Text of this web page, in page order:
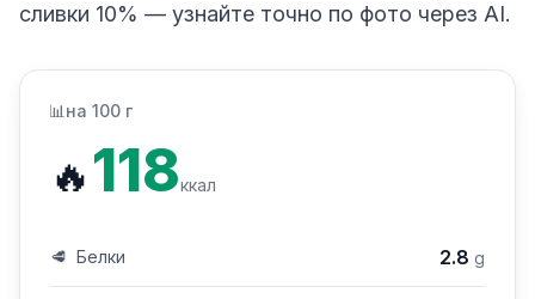
сливки 10% — узнайте точно по фото через AI.
📊 на 100 г
🔥118ккал
🥩 Белки 2.8 g